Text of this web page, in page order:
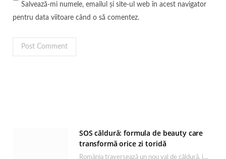
Salvează-mi numele, emailul și site-ul web în acest navigator
pentru data viitoare când o să comentez.
SOS căldură: formula de beauty care
transformă orice zi toridă
România traversează un nou val de căldură, iar rutina de îngrijire capătă un rol esențial…